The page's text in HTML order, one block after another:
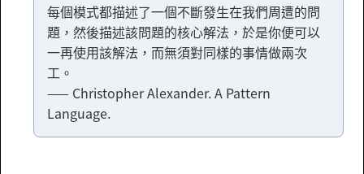
每個模式都描述了一個不斷發生在我們周遭的問
題，然後描述該問題的核心解法，於是你便可以
一再使用該解法，而無須對同樣的事情做兩次
工。
—— Christopher Alexander. A Pattern
Language.